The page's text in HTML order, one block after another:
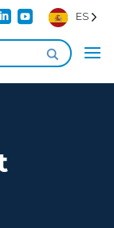
 ES